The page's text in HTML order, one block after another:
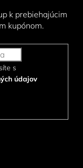
k prebiehajúcim
kupónom.
údajov